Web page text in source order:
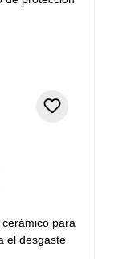
para
el desgaste